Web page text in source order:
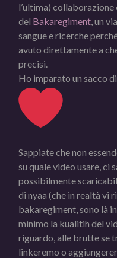
l’ultima) collaborazione
del Bakaregiment , un
sangue e ricerche
avuto direttamente a
precisi.
Ho imparato un sacco
Sappiate che non
su quale video usare, ci
possibilmente
di nyaa (che in realtà vi
bakaregiment, sono là
minimo la kualitih del
riguardo, alle brutte se
linkeremo o